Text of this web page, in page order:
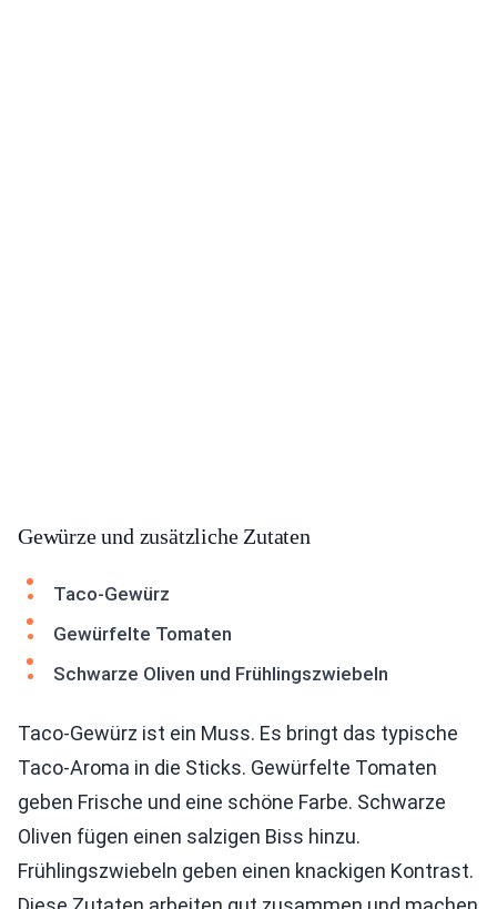
Gewürze und zusätzliche Zutaten
Taco-Gewürz
Gewürfelte Tomaten
Schwarze Oliven und Frühlingszwiebeln
Taco-Gewürz ist ein Muss. Es bringt das typische
Taco-Aroma in die Sticks. Gewürfelte Tomaten
geben Frische und eine schöne Farbe. Schwarze
Oliven fügen einen salzigen Biss hinzu.
Frühlingszwiebeln geben einen knackigen Kontrast.